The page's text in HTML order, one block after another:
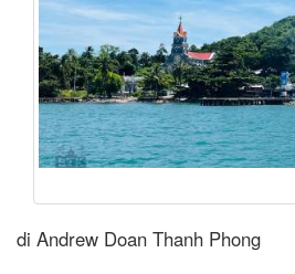
di Andrew Doan Thanh Phong